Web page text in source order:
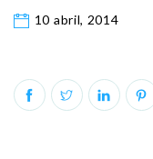
10 abril, 2014